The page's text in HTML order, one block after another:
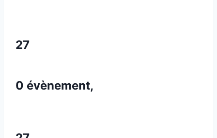
27
0 évènement,